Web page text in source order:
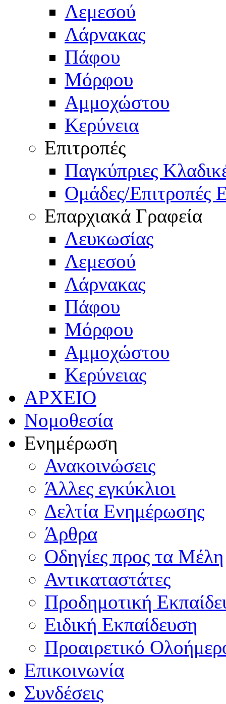
Λεμεσού
Λάρνακας
Πάφου
Μόρφου
Αμμοχώστου
Κερύνεια
Επιτροπές
Παγκύπριες
Ομάδες/Επιτροπές
Επαρχιακά Γραφεία
Λευκωσίας
Λεμεσού
Λάρνακας
Πάφου
Μόρφου
Αμμοχώστου
Κερύνειας
ΑΡΧΕΙΟ
Νομοθεσία
Ενημέρωση
Ανακοινώσεις
Άλλες εγκύκλιοι
Δελτία Ενημέρωσης
Άρθρα
Οδηγίες προς τα Μέλη
Αντικαταστάτες
Προδημοτική
Ειδική Εκπαίδευση
Προαιρετικό
Επικοινωνία
Συνδέσεις